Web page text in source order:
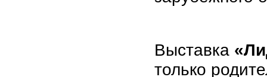
Выставка
только